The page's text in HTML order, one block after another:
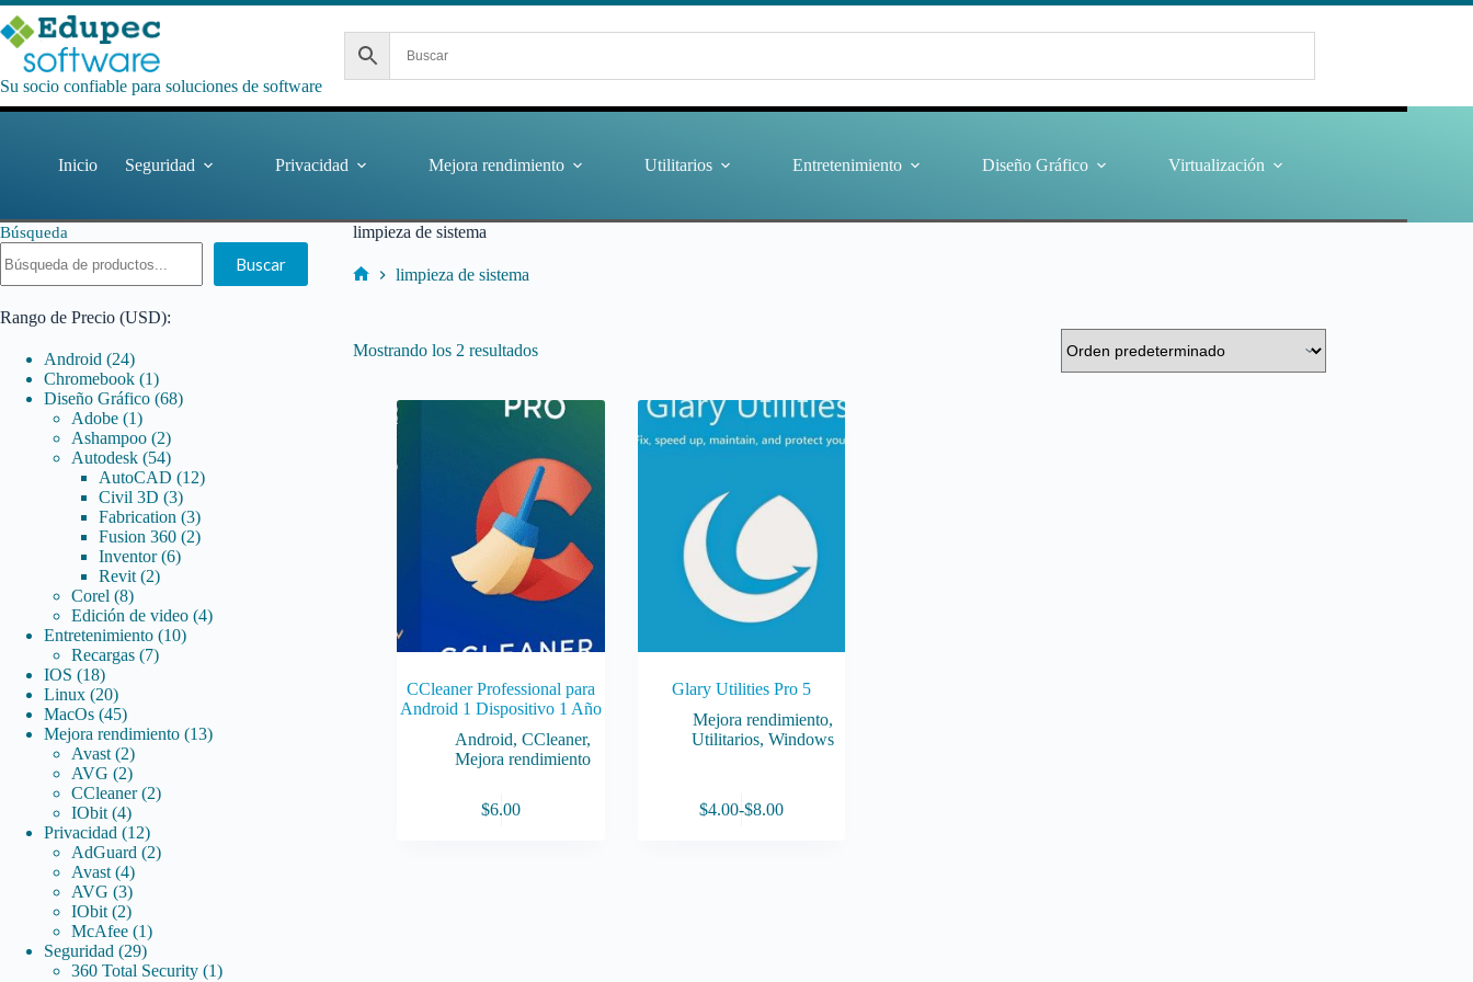
Saltar
al
contenido
Su socio confiable para soluciones de software
Inicio Seguridad Privacidad Mejora rendimiento Utilitarios Entretenimiento Diseño Gráfico Virtualización
limpieza de sistema
limpieza de sistema
Mostrando los 2 resultados
CCleaner Professional para
Android 1 Dispositivo 1 Año
Android,CCleaner,
Mejora rendimiento
$6.00
Glary Utilities Pro 5
Mejora rendimiento,
Utilitarios,Windows
$4.00-$8.00
Rango
Búsqueda
Buscar
Rango de Precio (USD):
Android 2424
productos
Chromebook 11
producto
Diseño Gráfico 6868
Adobe 11
producto
Ashampoo 22
productos
Autodesk 5454
productos
AutoCAD 1212
Civil 3D 33
productos
Fabrication 33
productos
Fusion 360 22
Inventor 66
Revit 22
Corel 88
productos
Edición de video 44
Entretenimiento 1010
Recargas 77
IOS 1818
productos
Linux 2020
productos
MacOs 4545
productos
Mejora rendimiento 1313
Avast 22
productos
AVG 22
productos
CCleaner 22
IObit 44
productos
Privacidad 1212
productos
AdGuard 22
Avast 44
productos
AVG 33
productos
IObit 22
productos
McAfee 11
producto
Seguridad 2929
productos
360 Total Security 11